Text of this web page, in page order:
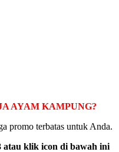
AYAM KAMPUNG?
promo terbatas untuk Anda.
atau klik icon di bawah ini